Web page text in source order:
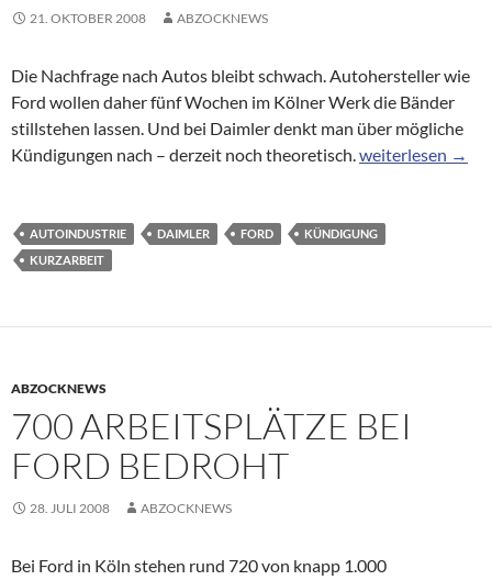
21. OKTOBER 2008 ABZOCKNEWS
Die Nachfrage nach Autos bleibt schwach. Autohersteller wie
Ford wollen daher fünf Wochen im Kölner Werk die Bänder
stillstehen lassen. Und bei Daimler denkt man über mögliche
Kündigungen nach – derzeit noch theoretisch.Autoindustrie:
weiterlesen →
AUTOINDUSTRIE DAIMLER FORD
KÜNDIGUNG
KURZARBEIT
ABZOCKNEWS
700 ARBEITSPLÄTZE BEI
FORD BEDROHT
28. JULI 2008 ABZOCKNEWS
Bei Ford in Köln stehen rund 720 von knapp 1.000